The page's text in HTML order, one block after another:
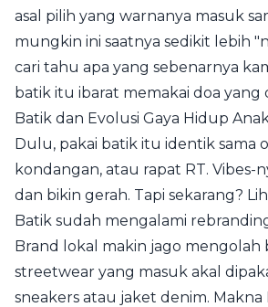
asal pilih yang warnanya masuk
mungkin ini saatnya sedikit lebih
cari tahu apa yang sebenarnya
batik itu ibarat memakai doa yang
Batik dan Evolusi Gaya Hidup
Dulu, pakai batik itu identik sama
kondangan, atau rapat RT. Vibes-
dan bikin gerah. Tapi sekarang?
Batik sudah mengalami
Brand lokal makin jago mengolah
streetwear yang masuk akal
sneakers atau jaket denim. Makna